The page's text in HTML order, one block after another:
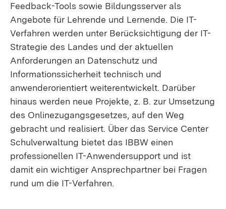
Feedback-Tools sowie Bildungsserver als
Angebote für Lehrende und Lernende. Die IT-
Verfahren werden unter Berücksichtigung der IT-
Strategie des Landes und der aktuellen
Anforderungen an Datenschutz und
Informationssicherheit technisch und
anwenderorientiert weiterentwickelt. Darüber
hinaus werden neue Projekte, z. B. zur Umsetzung
des Onlinezugangsgesetzes, auf den Weg
gebracht und realisiert. Über das Service Center
Schulverwaltung bietet das IBBW einen
professionellen IT-Anwendersupport und ist
damit ein wichtiger Ansprechpartner bei Fragen
rund um die IT-Verfahren.